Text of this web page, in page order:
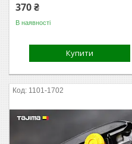
370 ₴
В наявності
Купити
1101-1702